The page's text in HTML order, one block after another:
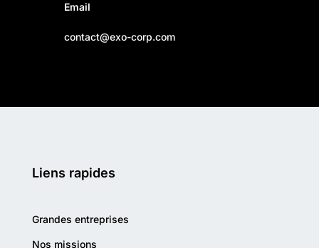
Email
contact@exo-corp.com
Liens rapides
Grandes entreprises
Nos missions